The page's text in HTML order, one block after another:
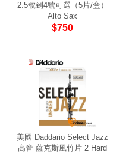
2.5號到4號可選（5片/盒）
Alto Sax
$750
美國 Daddario Select Jazz
高音 薩克斯風竹片 2 Hard